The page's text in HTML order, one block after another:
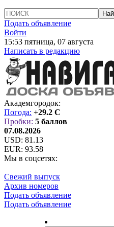
Подать объявление
Войти
15:53 пятница, 07 августа
Написать в редакцию
Академгородок:
Погода: +29.2 C
Пробки: 5 баллов
07.08.2026
USD: 81.13
EUR: 93.58
Мы в соцсетях:
Свежий выпуск
Архив номеров
Подать объявление
Подать объявление